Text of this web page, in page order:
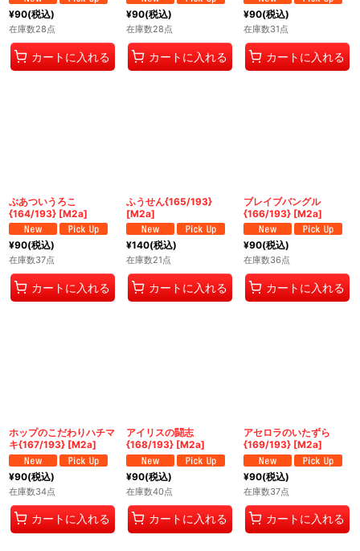
¥90(税込)
在庫数28点
カートに入れる
¥90(税込)
在庫数28点
カートに入れる
¥90(税込)
在庫数31点
カートに入れる
ぶあついうろこ
{164/193} [M2a]
¥90(税込)
在庫数37点
カートに入れる
ふうせん{165/193}
[M2a]
¥140(税込)
在庫数21点
カートに入れる
ブレイブバングル
{166/193} [M2a]
¥90(税込)
在庫数36点
カートに入れる
ホップのこだわりハチマ
キ{167/193} [M2a]
¥90(税込)
在庫数34点
カートに入れる
アイリスの闘志
{168/193} [M2a]
¥90(税込)
在庫数40点
カートに入れる
アセロラのいたずら
{169/193} [M2a]
¥90(税込)
在庫数37点
カートに入れる